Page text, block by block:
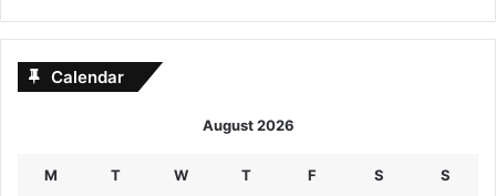
Calendar
August 2026
M T W T F S S